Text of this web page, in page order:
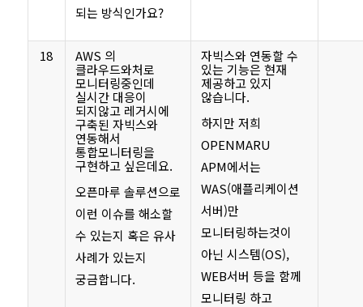
되는 방식인가요?
18
AWS 의
클라우드와처로
모니터링중인데
실시간 대응이
되지않고 레거시에
구축된 자빅스와
연동해서
통합모니터링을
구현하고 싶은데요.
오픈마루 솔루션으로
이런 이슈를 해소할
수 있는지 혹은 유사
사례가 있는지
궁금합니다.
자빅스와 연동할 수
있는 기능은 현재
제공하고 있지
않습니다.
하지만 저희
OPENMARU
APM에서는
WAS(애플리케이션
서버)만
모니터링하는것이
아닌 시스템(OS),
WEB서버 등을 함께
모니터링 하고